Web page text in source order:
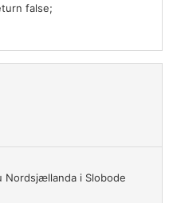
false;
Nordsjællanda i Slobode